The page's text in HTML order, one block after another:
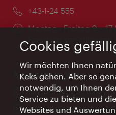
Telefon:
+43-1-24 555
Öffnungszeiten:
Montag - Freitag 9 – 17
Feiertags geschlossen
AI Concierge Wien
Ort:
concierge.wien.info
Öffnungszeiten:
Informationen rund um
Cookies
Wir möchten Ihnen
Keks gehen. Aber so
notwendig, um Ihnen
Service zu bieten und
Websites und